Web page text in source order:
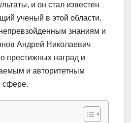
и он стал известен
ученый в этой области.
знаниям и
Андрей Николаевич
престижных наград и
и авторитетным
сфере.